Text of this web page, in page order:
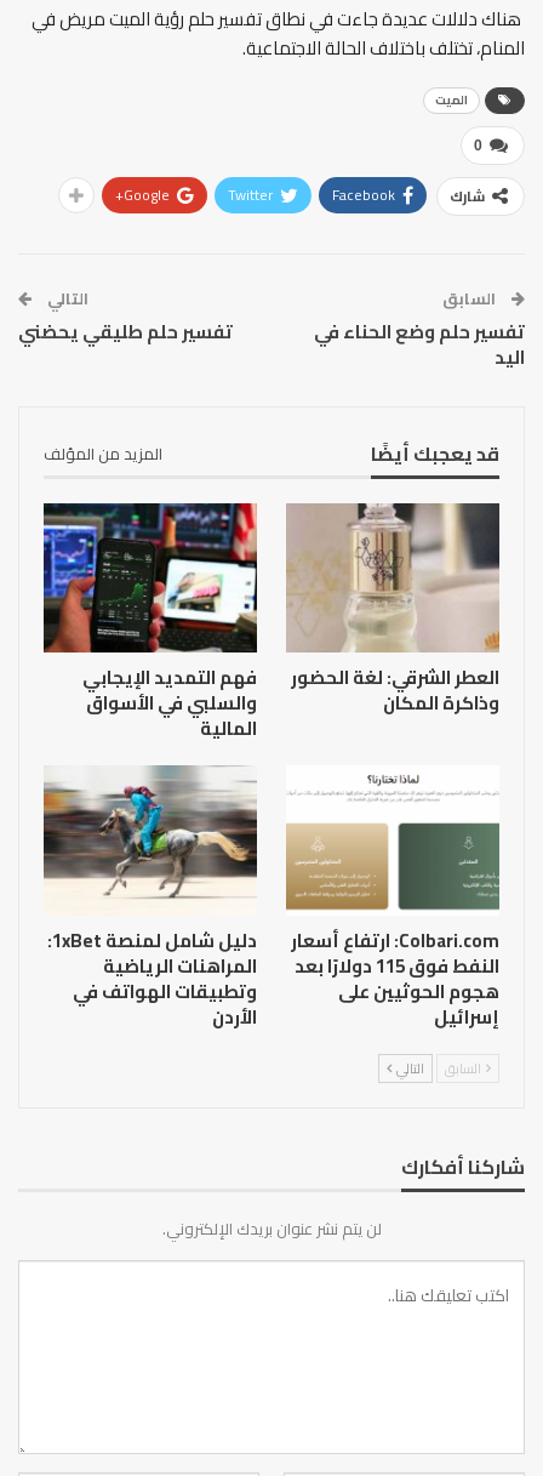
هناك دلالات عديدة جاءت في نطاق تفسير حلم رؤية الميت مريض في
المنام، تختلف باختلاف الحالة الاجتماعية.
الميت
0
شارك Facebook
Twitter
Google+
السابق
تفسير حلم وضع الحناء في
اليد
التالي
تفسير حلم طليقي يحضني
قد يعجبك أيضًا المزيد من المؤلف
العطر الشرقي: لغة الحضور
وذاكرة المكان
فهم التمديد الإيجابي
والسلبي في الأسواق
المالية
Colbari.com: ارتفاع أسعار
النفط فوق 115 دولارًا بعد
هجوم الحوثيين على
إسرائيل
دليل شامل لمنصة 1xBet:
المراهنات الرياضية
وتطبيقات الهواتف في
الأردن
السابق التالي
شاركنا أفكارك
لن يتم نشر عنوان بريدك الإلكتروني.